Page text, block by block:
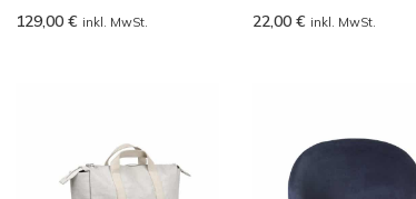
129,00€ inkl. MwSt. 22,00€ inkl. MwSt.